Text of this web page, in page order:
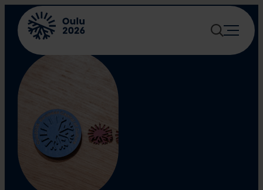
Siirry
sisältöön